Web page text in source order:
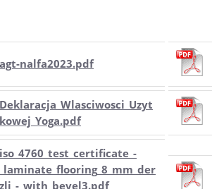
agt-nalfa2023.pdf
Deklaracja_Wlasciwosci_Uzyt
kowej_Yoga.pdf
iso_4760_test_certificate_-
_laminate_flooring_8_mm_der
zli_-_with_bevel3.pdf